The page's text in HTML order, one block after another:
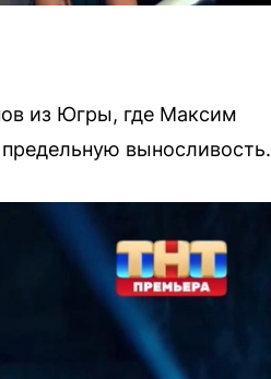
из Югры, где Максим
выносливость.